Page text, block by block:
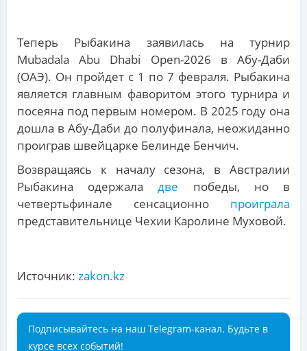
Теперь Рыбакина заявилась на турнир
Mubadala Abu Dhabi Open-2026 в Абу-Даби
(ОАЭ). Он пройдет с 1 по 7 февраля. Рыбакина
является главным фаворитом этого турнира и
посеяна под первым номером. В 2025 году она
дошла в Абу-Даби до полуфинала, неожиданно
проиграв швейцарке Белинде Бенчич.
Возвращаясь к началу сезона, в Австралии
Рыбакина одержаладве победы, но в
четвертьфинале сенсационно проиграла
представительнице Чехии Каролине Муховой.
Источник: zakon.kz
Подписывайтесь на наш Telegram-канал. Будьте в
курсе всех событий!